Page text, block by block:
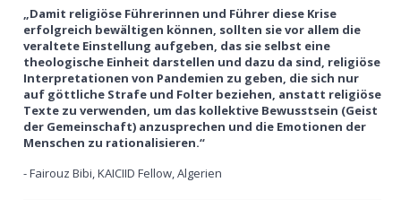
„Damit religiöse Führerinnen und Führer diese Krise
erfolgreich bewältigen können, sollten sie vor allem die
veraltete Einstellung aufgeben, das sie selbst eine
theologische Einheit darstellen und dazu da sind, religiöse
Interpretationen von Pandemien zu geben, die sich nur
auf göttliche Strafe und Folter beziehen, anstatt religiöse
Texte zu verwenden, um das kollektive Bewusstsein (Geist
der Gemeinschaft) anzusprechen und die Emotionen der
Menschen zu rationalisieren.“
- Fairouz Bibi, KAICIID Fellow, Algerien